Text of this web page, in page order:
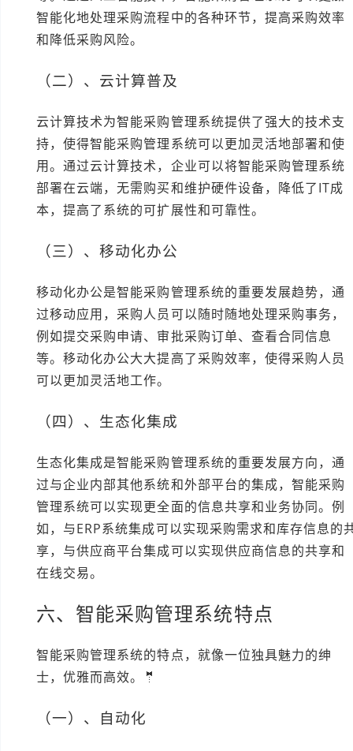
智能化地处理采购流程中的各种环节，提高采购效率
和降低采购风险。
（二）、云计算普及
云计算技术为智能采购管理系统提供了强大的技术支
持，使得智能采购管理系统可以更加灵活地部署和使
用。通过云计算技术，企业可以将智能采购管理系统
部署在云端，无需购买和维护硬件设备，降低了IT成
本，提高了系统的可扩展性和可靠性。
（三）、移动化办公
移动化办公是智能采购管理系统的重要发展趋势，通
过移动应用，采购人员可以随时随地处理采购事务，
例如提交采购申请、审批采购订单、查看合同信息
等。移动化办公大大提高了采购效率，使得采购人员
可以更加灵活地工作。
（四）、生态化集成
生态化集成是智能采购管理系统的重要发展方向，通
过与企业内部其他系统和外部平台的集成，智能采购
管理系统可以实现更全面的信息共享和业务协同。例
如，与ERP系统集成可以实现采购需求和库存信息的
享，与供应商平台集成可以实现供应商信息的共享和
在线交易。
六、智能采购管理系统特点
智能采购管理系统的特点，就像一位独具魅力的绅
士，优雅而高效。🤵
（一）、自动化